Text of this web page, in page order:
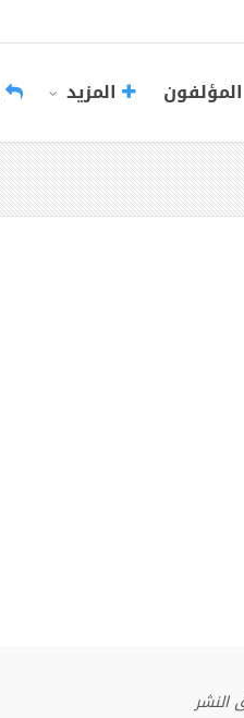
المؤلفون المزيد
النشر